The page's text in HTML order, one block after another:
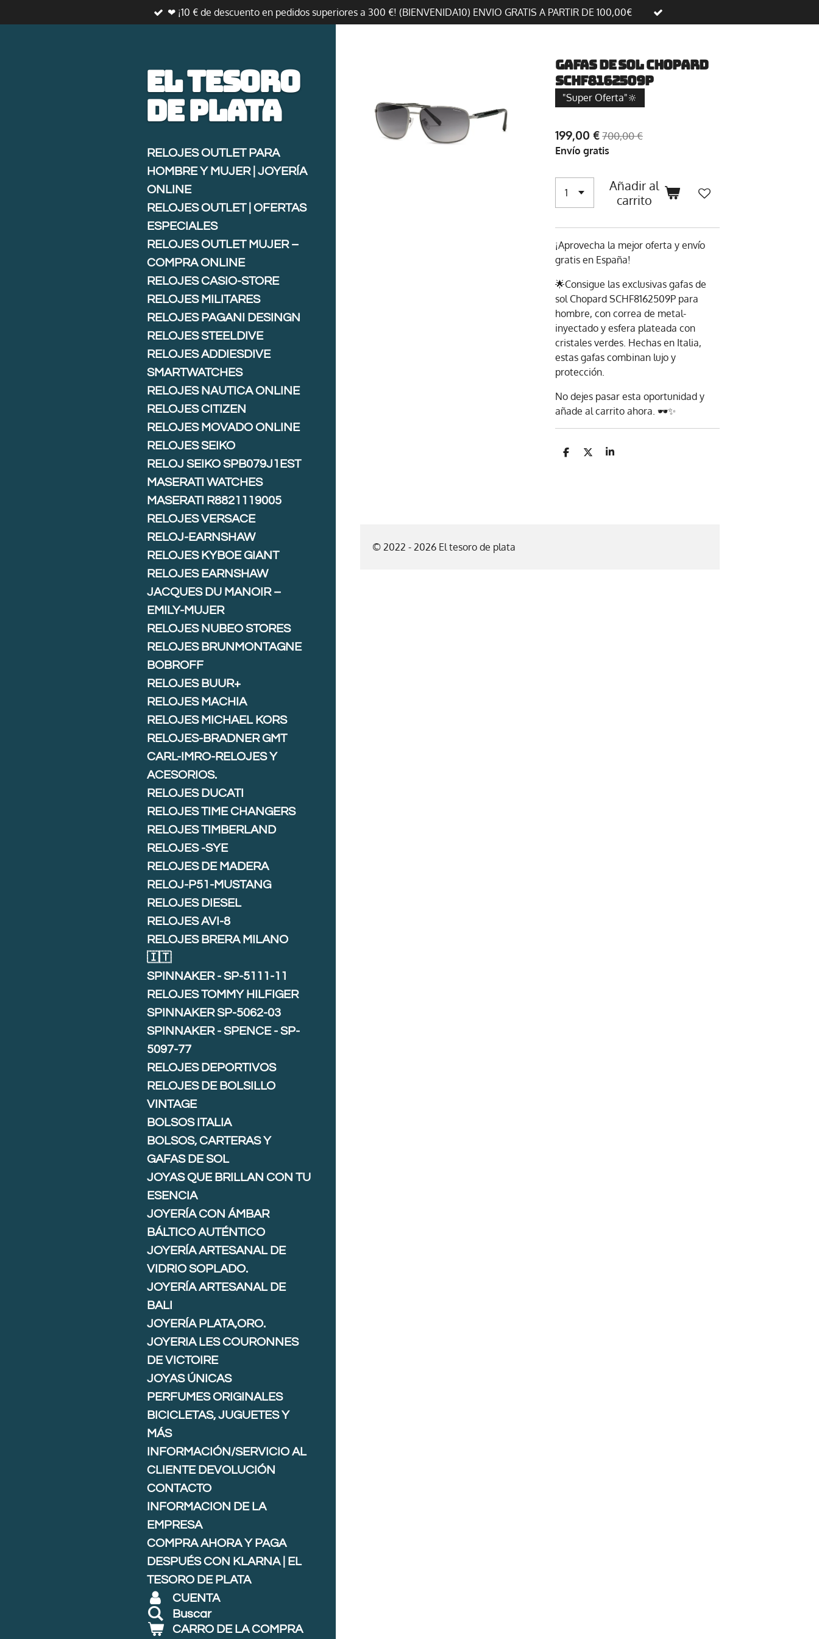
al
❤ ¡10 € de descuento en pedidos superiores a 300 €! (BIENVENIDA10) ENVIO GRATIS A PARTIR DE 100,00€
Gafas de sol Chopard
SCHF8162509P
"Super Oferta"🔆
199,00 €700,00 €
Envío gratis
Añadir al
carrito
¡Aprovecha la mejor oferta y envío
gratis en España!
🌟Consigue las exclusivas gafas de
sol Chopard SCHF8162509P para
hombre, con correa de metal-
inyectado y esfera plateada con
cristales verdes. Hechas en Italia,
estas gafas combinan lujo y
protección.
No dejes pasar esta oportunidad y
añade al carrito ahora. 🕶️✨
C
C
C
© 2022 - 2026 El tesoro de plata
El tesoro
deplata
RELOJES OUTLET PARA
HOMBRE Y MUJER | JOYERÍA
ONLINE
RELOJES OUTLET | OFERTAS
ESPECIALES
RELOJES OUTLET MUJER –
COMPRA ONLINE
RELOJES CASIO-STORE
RELOJES MILITARES
RELOJES PAGANI DESINGN
RELOJES STEELDIVE
RELOJES ADDIESDIVE
SMARTWATCHES
RELOJES NAUTICA ONLINE
RELOJES CITIZEN
RELOJES MOVADO ONLINE
RELOJES SEIKO
RELOJ SEIKO SPB079J1EST
MASERATI WATCHES
MASERATI R8821119005
RELOJES VERSACE
RELOJ-EARNSHAW
RELOJES KYBOE GIANT
RELOJES EARNSHAW
JACQUES DU MANOIR –
EMILY-MUJER
RELOJES NUBEO STORES
RELOJES BRUNMONTAGNE
BOBROFF
RELOJES BUUR+
RELOJES MACHIA
RELOJES MICHAEL KORS
RELOJES-BRADNER GMT
CARL-IMRO-RELOJES Y
ACESORIOS.
RELOJES DUCATI
RELOJES TIME CHANGERS
RELOJES TIMBERLAND
RELOJES -SYE
RELOJES DE MADERA
RELOJ-P51-MUSTANG
RELOJES DIESEL
RELOJES AVI-8
RELOJES BRERA MILANO
🇮🇹
SPINNAKER - SP-5111-11
RELOJES TOMMY HILFIGER
SPINNAKER SP-5062-03
SPINNAKER - SPENCE - SP-
5097-77
RELOJES DEPORTIVOS
RELOJES DE BOLSILLO
VINTAGE
BOLSOS ITALIA
BOLSOS, CARTERAS Y
GAFAS DE SOL
JOYAS QUE BRILLAN CON TU
ESENCIA
JOYERÍA CON ÁMBAR
BÁLTICO AUTÉNTICO
JOYERÍA ARTESANAL DE
VIDRIO SOPLADO.
JOYERÍA ARTESANAL DE
BALI
JOYERÍA PLATA,ORO.
JOYERIA LES COURONNES
DE VICTOIRE
JOYAS ÚNICAS
PERFUMES ORIGINALES
BICICLETAS, JUGUETES Y
MÁS
INFORMACIÓN/SERVICIO AL
CLIENTE DEVOLUCIÓN
CONTACTO
INFORMACION DE LA
EMPRESA
COMPRA AHORA Y PAGA
DESPUÉS CON KLARNA | EL
TESORO DE PLATA
CUENTA
Buscar
CARRO DE LA COMPRA